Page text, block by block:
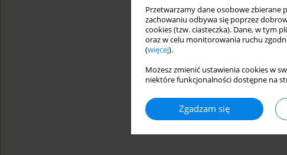
Przetwarzamy dane osobowe zbierane
zachowaniu odbywa się poprzez
cookies (tzw. ciasteczka). Dane, w tym
oraz w celu monitorowania ruchu
(więcej).
Możesz zmienić ustawienia cookies w
niektóre funkcjonalności dostępne na
Zgadzam się